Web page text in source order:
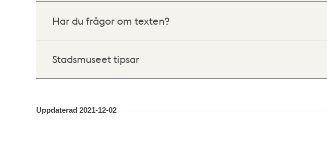
Har du frågor om texten?
Stadsmuseet tipsar
Uppdaterad 2021-12-02